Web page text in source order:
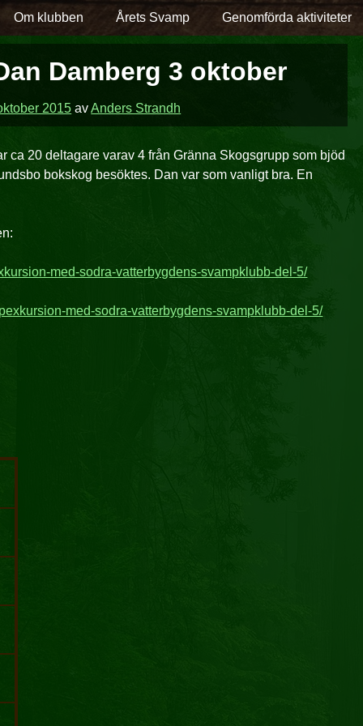
Om klubben Årets Svamp Genomförda aktiviteter
Damberg 3 oktober
2015 avAnders Strandh
ca 20 deltagare varav 4 från Gränna Skogsgrupp som bjöd
bokskog besöktes. Dan var som vanligt bra. En
med-sodra-vatterbygdens-svampklubb-del-5/
med-sodra-vatterbygdens-svampklubb-del-5/